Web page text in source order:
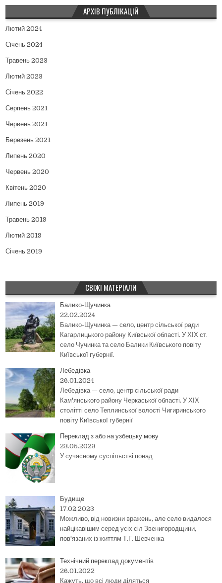
АРХІВ ПУБЛІКАЦІЙ
Лютий 2024
Січень 2024
Травень 2023
Лютий 2023
Січень 2022
Серпень 2021
Червень 2021
Березень 2021
Липень 2020
Червень 2020
Квітень 2020
Липень 2019
Травень 2019
Лютий 2019
Січень 2019
СВІЖІ МАТЕРІАЛИ
Балико-Щучинка
22.02.2024
Балико-Щучинка — село, центр сільської ради
Кагарлицького району Київської області. У ХІХ ст.
село Чучинка та село Балики Київського повіту
Київської губернії.
Лебедівка
26.01.2024
Лебедівка — село, центр сільської ради
Кам'янського району Черкаської області. У ХІХ
столітті село Теплинської волості Чигиринського
повіту Київської губернії
Переклад з або на узбецьку мову
23.05.2023
У сучасному суспільстві понад
Будище
17.02.2023
Можливо, від новизни вражень, але село видалося
найцікавішим серед усіх сіл Звенигородщини,
пов'язаних із життям Т.Г. Шевченка
Технічний переклад документів
26.01.2022
Кажуть, що всі люди діляться